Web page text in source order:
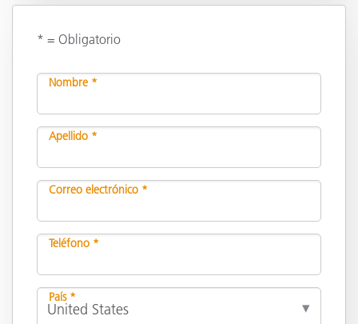
* = Obligatorio
Nombre *
Apellido *
Correo electrónico *
Teléfono *
País *